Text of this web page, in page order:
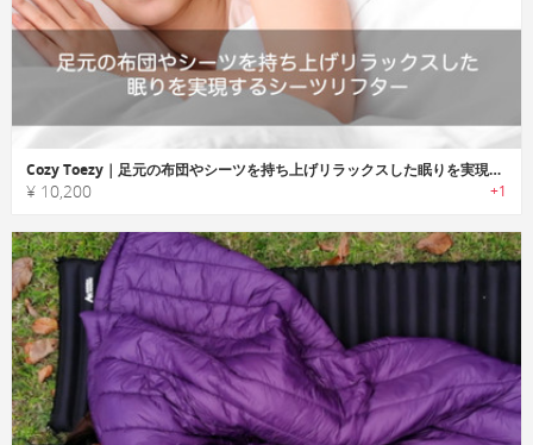
Cozy Toezy｜足元の布団やシーツを持ち上げリラックスした眠りを実現するシーツリフター「コージートージー」
¥ 10,200 +1